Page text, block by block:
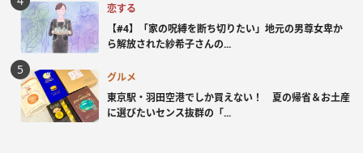
恋する
【#4】「家の呪縛を断ち切りたい」地元の男尊女卑か
ら解放された紗希子さんの...
グルメ
東京駅・羽田空港でしか買えない！ 夏の帰省＆お土産
に選びたいセンス抜群の「...